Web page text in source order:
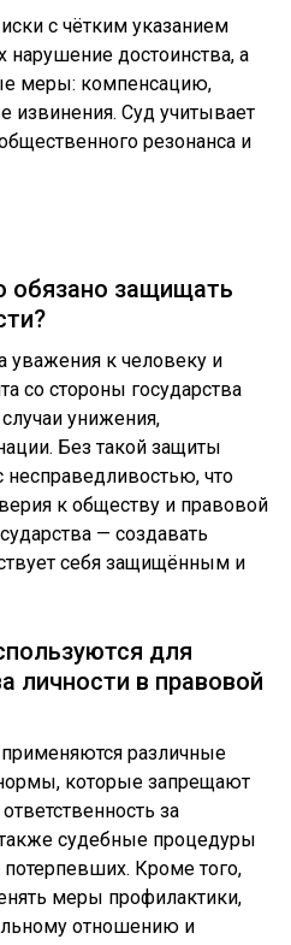
с чётким указанием
достоинства, а
меры: компенсацию,
извинения. Суд учитывает
резонанса и
обязано защищать
уважения к человеку и
со стороны государства
унижения,
Без такой защиты
несправедливостью, что
к обществу и правовой
— создавать
себя защищённым и
для
личности в правовой
различные
которые запрещают
за
судебные процедуры
Кроме того,
меры профилактики,
отношению и